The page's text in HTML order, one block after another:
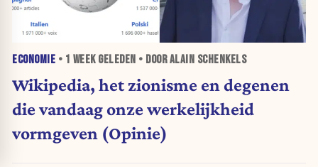
ECONOMIE • 1 WEEKGELEDEN • DOOR ALAIN SCHENKELS
Wikipedia, het zionisme en degenen
die vandaag onze werkelijkheid
vormgeven (Opinie)